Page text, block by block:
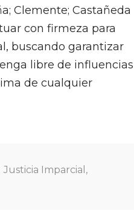
Clemente; Castañeda
con firmeza para
buscando garantizar
libre de influencias
de cualquier
Justicia Imparcial ,